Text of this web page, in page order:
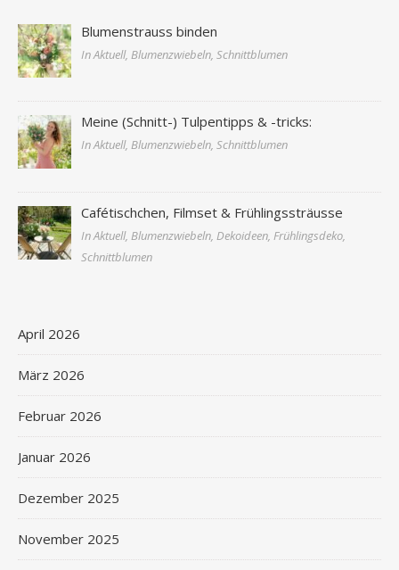
Blumenstrauss binden
In Aktuell, Blumenzwiebeln, Schnittblumen
Meine (Schnitt-) Tulpentipps & -tricks:
In Aktuell, Blumenzwiebeln, Schnittblumen
Cafétischchen, Filmset & Frühlingssträusse
In Aktuell, Blumenzwiebeln, Dekoideen, Frühlingsdeko,
Schnittblumen
April 2026
März 2026
Februar 2026
Januar 2026
Dezember 2025
November 2025